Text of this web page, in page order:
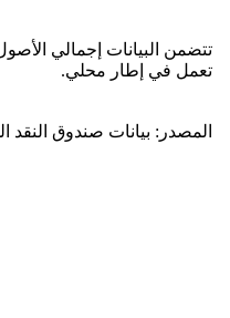
تتضمن البيانات إجمالي
تعمل في إطار محلي.
المصدر: بيانات صندوق النقد